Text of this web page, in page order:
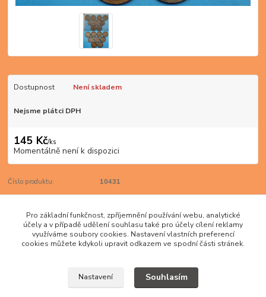
Dostupnost Není skladem
Nejsme plátci DPH
145 Kč/ks
Momentálně není k dispozici
Číslo produktu: 10431
Zboží zařazeno v kategoriích
Pro základní funkčnost, zpříjemnění používání webu, analytické
účely a v případě udělení souhlasu také pro účely cílení reklamy
využíváme soubory cookies. Nastavení vlastních preferencí
cookies můžete kdykoli upravit odkazem ve spodní části stránek.
Nastavení Souhlasím